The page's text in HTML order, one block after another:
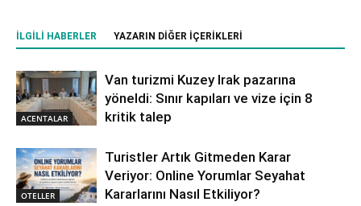
İLGILI HABERLER YAZARIN DIĞER İÇERIKLERI
ACENTALAR
Van turizmi Kuzey Irak pazarına
yöneldi: Sınır kapıları ve vize için 8
kritik talep
OTELLER
Turistler Artık Gitmeden Karar
Veriyor: Online Yorumlar Seyahat
Kararlarını Nasıl Etkiliyor?